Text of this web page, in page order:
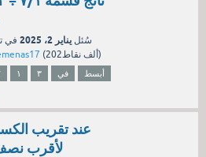
سُئل يناير 2، 2025 في
( 202ألف نقاط)
١ ٣ في
أبسط
لأقرب